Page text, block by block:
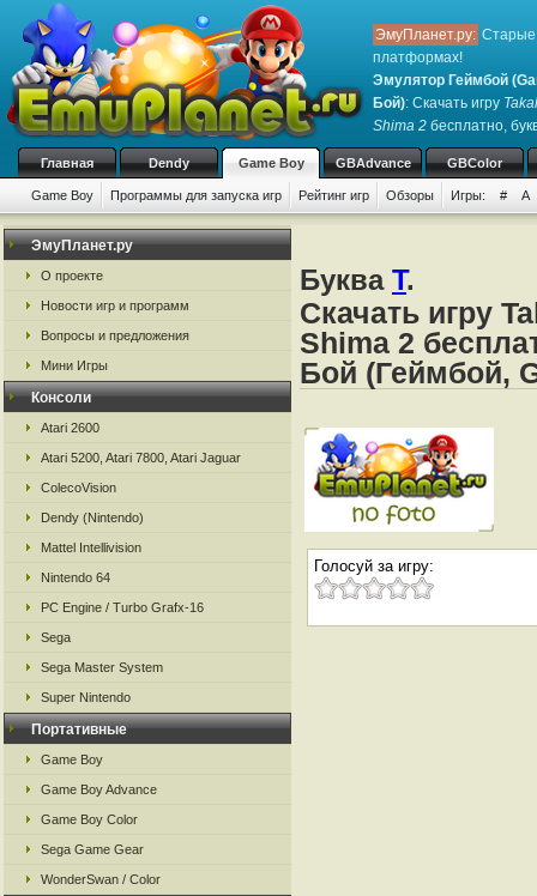
ЭмуПланет.ру: Старые
платформах!
Эмулятор Геймбой
Бой): Скачать игру
Shima 2 бесплатно,
Главная Dendy Game Boy GBAdvance GBColor
Game Boy Программы для запуска игр Рейтинг игр Обзоры Игры: # A
ЭмуПланет.ру
О проекте
Новости игр и программ
Вопросы и предложения
Мини Игры
Консоли
Atari 2600
Atari 5200, Atari 7800, Atari Jaguar
ColecoVision
Dendy (Nintendo)
Mattel Intellivision
Nintendo 64
PC Engine / Turbo Grafx-16
Sega
Sega Master System
Super Nintendo
Портативные
Game Boy
Game Boy Advance
Game Boy Color
Sega Game Gear
WonderSwan / Color
Буква T.
Скачать игру
Shima 2
Бой (Геймбой,
Голосуй за игру: